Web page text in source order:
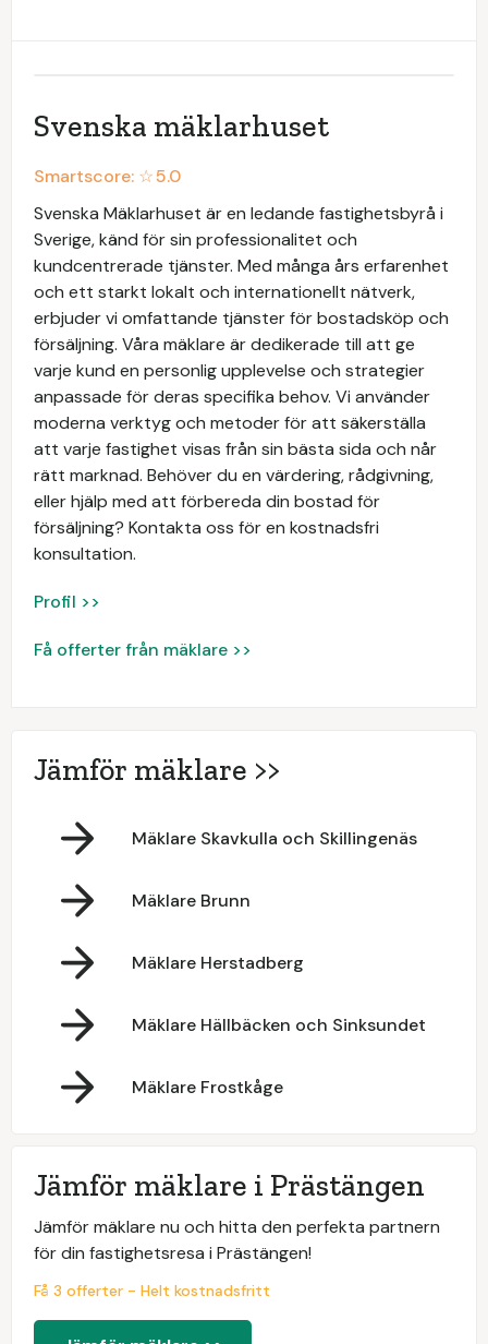
Svenska mäklarhuset
Smartscore: ☆5.0
Svenska Mäklarhuset är en ledande fastighetsbyrå i
Sverige, känd för sin professionalitet och
kundcentrerade tjänster. Med många års erfarenhet
och ett starkt lokalt och internationellt nätverk,
erbjuder vi omfattande tjänster för bostadsköp och
försäljning. Våra mäklare är dedikerade till att ge
varje kund en personlig upplevelse och strategier
anpassade för deras specifika behov. Vi använder
moderna verktyg och metoder för att säkerställa
att varje fastighet visas från sin bästa sida och når
rätt marknad. Behöver du en värdering, rådgivning,
eller hjälp med att förbereda din bostad för
försäljning? Kontakta oss för en kostnadsfri
konsultation.
Profil >>
Få offerter från mäklare >>
Jämför mäklare >>
Mäklare Skavkulla och Skillingenäs
Mäklare Brunn
Mäklare Herstadberg
Mäklare Hällbäcken och Sinksundet
Mäklare Frostkåge
Jämför mäklare i Prästängen
Jämför mäklare nu och hitta den perfekta partnern
för din fastighetsresa i Prästängen!
Få 3 offerter - Helt kostnadsfritt